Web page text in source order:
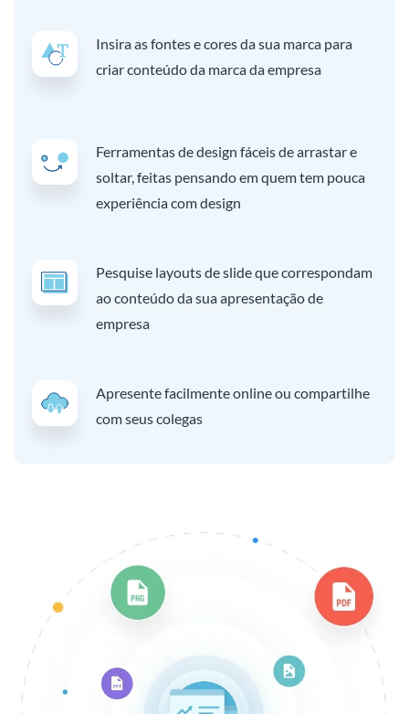
Insira as fontes e cores da sua marca para
criar conteúdo da marca da empresa
Ferramentas de design fáceis de arrastar e
soltar, feitas pensando em quem tem pouca
experiência com design
Pesquise layouts de slide que correspondam
ao conteúdo da sua apresentação de
empresa
Apresente facilmente online ou compartilhe
com seus colegas